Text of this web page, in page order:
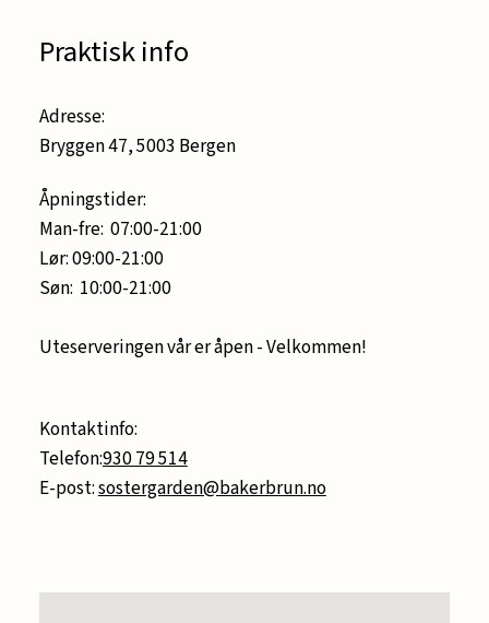
Praktisk info
Adresse:
Bryggen 47, 5003 Bergen
Åpningstider:
Man-fre: 07:00-21:00
Lør: 09:00-21:00
Søn: 10:00-21:00
Uteserveringen vår er åpen - Velkommen!
Kontaktinfo:
Telefon:930 79 514
E-post:sostergarden@bakerbrun.no